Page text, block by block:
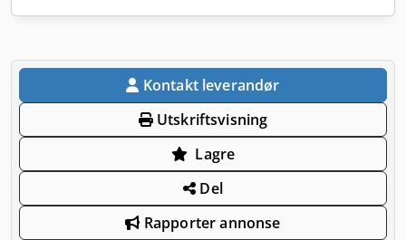
Kontakt leverandør
Utskriftsvisning
Lagre
Del
Rapporter annonse